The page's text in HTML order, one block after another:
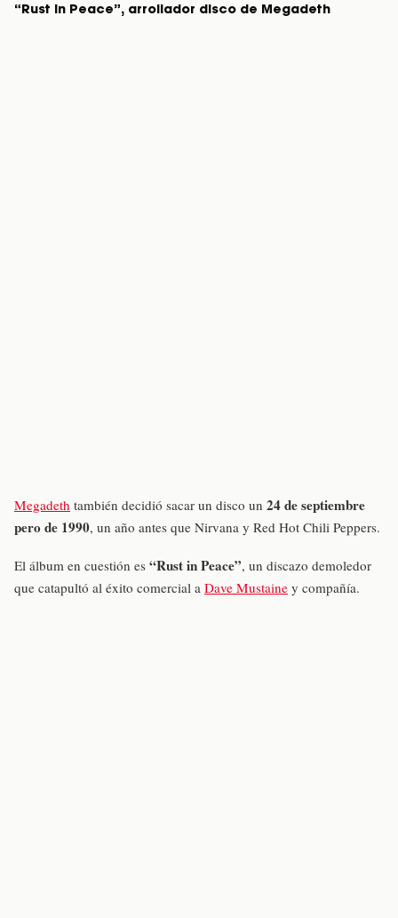
“Rust in Peace”, arrollador disco de Megadeth
Megadeth también decidió sacar un disco un 24 de septiembre
pero de 1990, un año antes que Nirvana y Red Hot Chili Peppers.
El álbum en cuestión es “Rust in Peace”, un discazo demoledor
que catapultó al éxito comercial a Dave Mustaine y compañía.